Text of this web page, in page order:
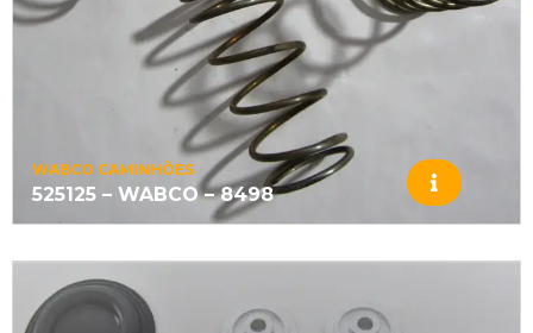
WABCO CAMINHÕES
525125 – WABCO – 8498